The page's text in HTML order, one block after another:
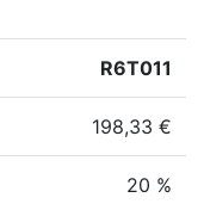
R6T011
198,33 €
20 %